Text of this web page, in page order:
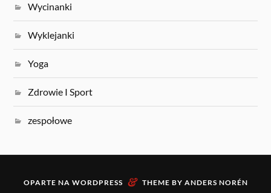
Wycinanki
Wyklejanki
Yoga
Zdrowie I Sport
zespołowe
OPARTE NA WORDPRESS & THEME BY ANDERS NORÉN